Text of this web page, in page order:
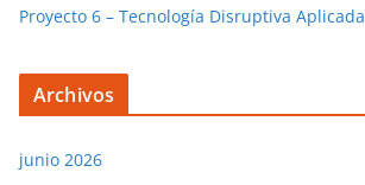
Proyecto 6 – Tecnología Disruptiva Aplicada
Archivos
junio 2026